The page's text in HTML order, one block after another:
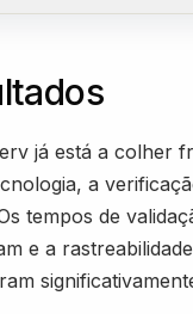
já está a colher
a
tempos de
e a